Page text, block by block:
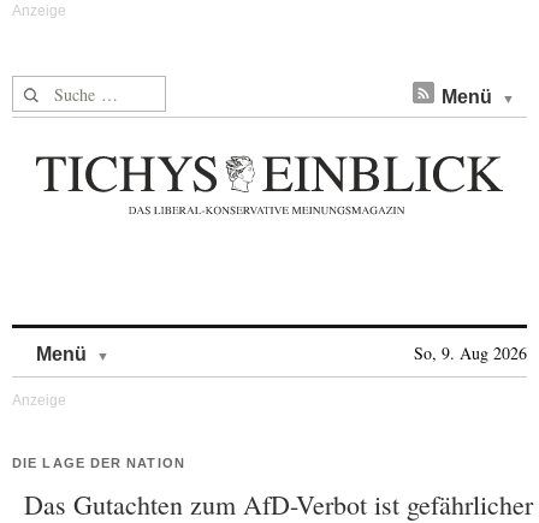
Suche nach: Menü
Menü So, 9. Aug 2026
DIE LAGE DER NATION
Das Gutachten zum AfD-Verbot ist gefährlicher